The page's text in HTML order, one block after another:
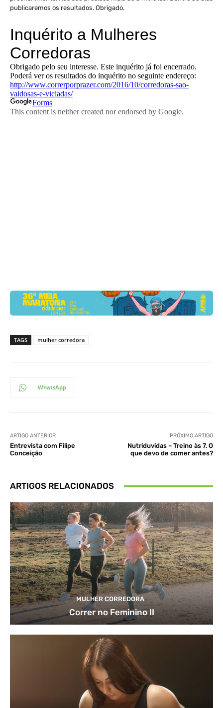
publicaremos os resultados. Obrigado.
TAGS mulher corredora
WhatsApp
ARTIGO ANTERIOR
Entrevista com Filipe
Conceição
PRÓXIMO ARTIGO
Nutriduvidas – Treino às 7. O
que devo de comer antes?
ARTIGOS RELACIONADOS
MULHER CORREDORA
Correr no Feminino II